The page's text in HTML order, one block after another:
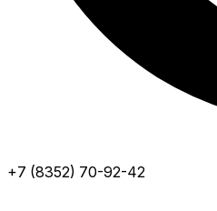
+7 (8352) 70-92-42